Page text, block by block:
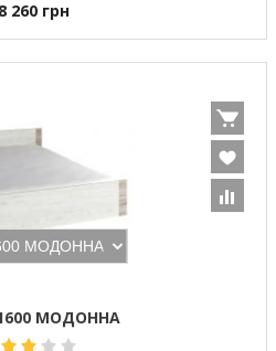
260 грн
МОДОННА